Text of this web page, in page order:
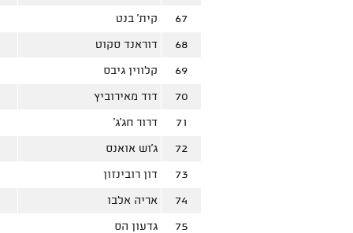
67 קית' בנט
68 דוראנד סקוט
69 קלווין גיבס
70 דוד מאירוביץ
71 דרור חג'ג'
72 ג'וש אואנס
73 דון רובינזון
74 אריה אלבו
75 גדעון הס